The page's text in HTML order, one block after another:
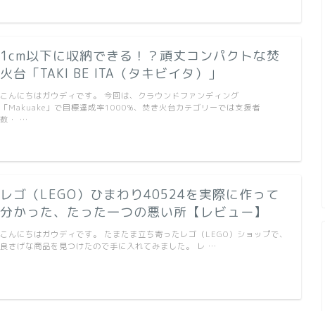
1cm以下に収納できる！？頑丈コンパクトな焚
火台「TAKI BE ITA（タキビイタ）」
こんにちはガウディです。 今回は、クラウンドファンディング
「Makuake」で目標達成率1000%、焚き火台カテゴリーでは支援者
数・ …
レゴ（LEGO）ひまわり40524を実際に作って
分かった、たった一つの悪い所【レビュー】
こんにちはガウディです。 たまたま立ち寄ったレゴ（LEGO）ショップで、
良さげな商品を見つけたので手に入れてみました。 レ …